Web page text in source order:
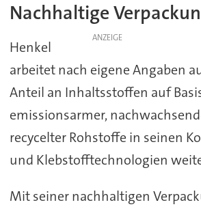
Nachhaltige
ANZEIGE
Henkel
arbeitet nach eigene Angaben
Anteil an Inhaltsstoffen auf
emissionsarmer,
recycelter Rohstoffe in seinen
und Klebstofftechnologien
Mit seiner nachhaltigen